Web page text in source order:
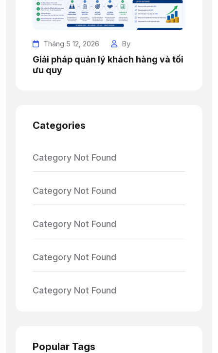
Tháng 5 12, 2026 By
Giải pháp quản lý khách hàng và tối
ưu quy
Categories
Category Not Found
Category Not Found
Category Not Found
Category Not Found
Category Not Found
Popular Tags